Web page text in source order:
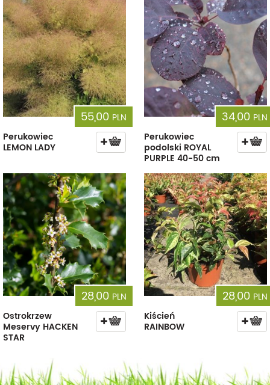
55,00 PLN
Perukowiec
LEMON LADY
34,00 PLN
Perukowiec
podolski ROYAL
PURPLE 40-50 cm
28,00 PLN
Ostrokrzew
Meservy HACKEN
STAR
28,00 PLN
Kiścień
RAINBOW